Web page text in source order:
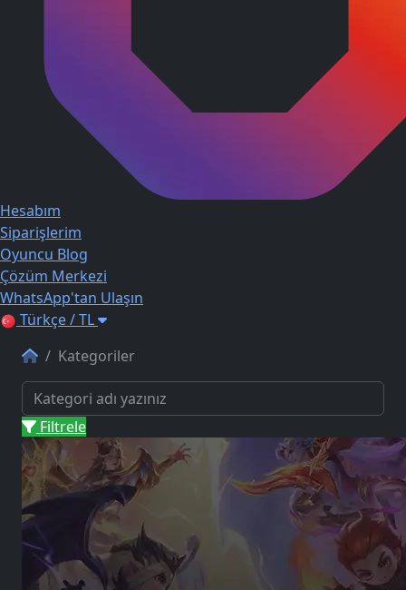
Hesabım
Siparişlerim
Oyuncu Blog
Çözüm Merkezi
WhatsApp'tan Ulaşın
Türkçe / TL
Kategoriler
Filtrele